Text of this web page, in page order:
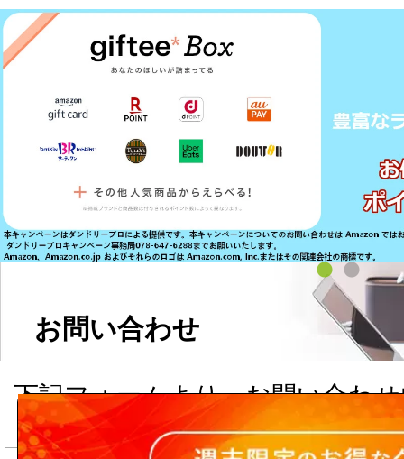
お問い合わせ
下記フォームより、お問い合わ
ます。